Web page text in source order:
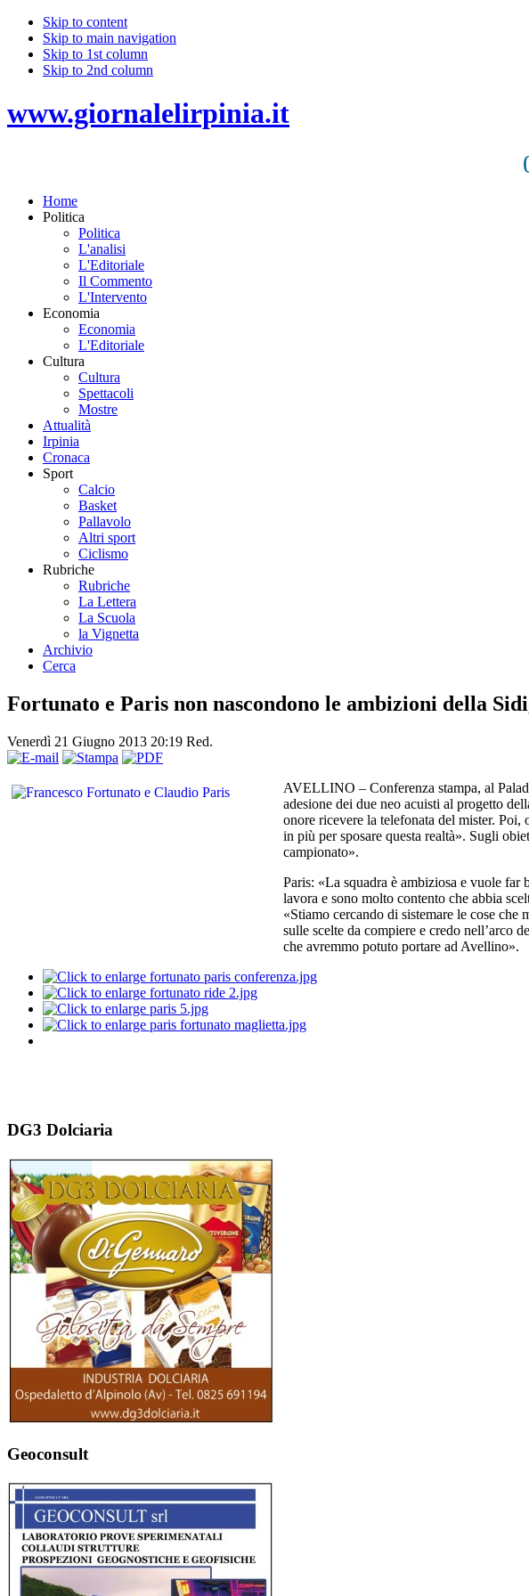
Skip to content
Skip to main navigation
Skip to 1st column
Skip to 2nd column
www.giornalelirpinia.it
Home
Politica
Politica
L'analisi
L'Editoriale
Il Commento
L'Intervento
Economia
Economia
L'Editoriale
Cultura
Cultura
Spettacoli
Mostre
Attualità
Irpinia
Cronaca
Sport
Calcio
Basket
Pallavolo
Altri sport
Ciclismo
Rubriche
Rubriche
La Lettera
La Scuola
la Vignetta
Archivio
Cerca
Fortunato e Paris non nascondono le ambizioni della
Venerdì 21 Giugno 2013 20:19 Red.
AVELLINO – Conferenza stampa, al
adesione dei due neo acuisti al progetto
onore ricevere la telefonata del mister.
in più per sposare questa realtà». Sugli
campionato».
Paris: «La squadra è ambiziosa e vuole
lavora e sono molto contento che abbia
«Stiamo cercando di sistemare le cose
sulle scelte da compiere e credo nell’arco
che avremmo potuto portare ad Avellino».
DG3 Dolciaria
Geoconsult